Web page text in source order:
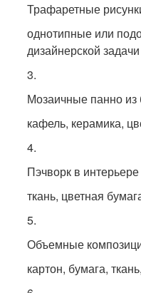
Трафаретные
однотипные или
дизайнерской задачи
3.
Мозаичные панно из
кафель, керамика,
4.
Пэчворк в интерьере
ткань, цветная
5.
Объемные
картон, бумага,